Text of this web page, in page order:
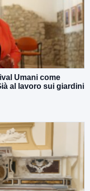
Umani come
al lavoro sui giardini